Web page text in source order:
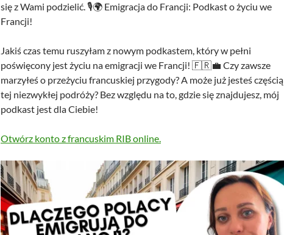
się z Wami podzielić. 🎙️🌍 Emigracja do Francji: Podkast o życiu we
Francji!
Jakiś czas temu ruszyłam z nowym podkastem, który w pełni
poświęcony jest życiu na emigracji we Francji! 🇫🇷💼 Czy zawsze
marzyłeś o przeżyciu francuskiej przygody? A może już jesteś częścią
tej niezwykłej podróży? Bez względu na to, gdzie się znajdujesz, mój
podkast jest dla Ciebie!
Otwórz konto z francuskim RIB online.